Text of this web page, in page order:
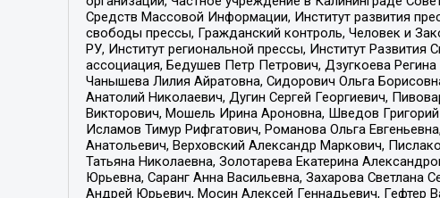
Средств Массовой Информации, Институт развития
свободы прессы, Гражданский контроль, Человек и
РУ, Институт региональной прессы, Институт
ассоциация, Бедушев Петр Петрович, Дзугкоева
Чанышева Лилия Айратовна, Сидорович Ольга
Анатолий Николаевич, Дугин Сергей Георгиевич,
Викторович, Мошель Ирина Ароновна, Шведов
Исламов Тимур Рифгатович, Романова Ольга
Анатольевич, Верховский Александр Маркович,
Татьяна Николаевна, Золотарева Екатерина
Юрьевна, Саранг Анна Васильевна, Захарова
Андрей Юрьевич, Мосин Алексей Геннадьевич, Гефтер